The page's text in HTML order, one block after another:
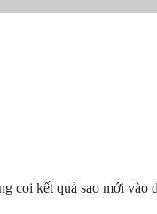
coi kết quả sao mới